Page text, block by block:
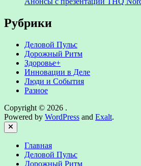
Рубрики
Деловой Пульс
Дорожный Ритм
Здоровье+
Инновации в Деле
Люди и События
Разное
Copyright © 2026 .
Powered by WordPress and Exalt.
Close
Главная
Деловой Пульс
Дорожный Ритм